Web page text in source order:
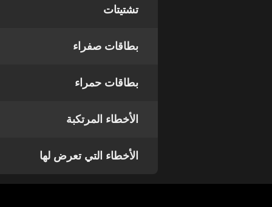
تشتيتات
بطاقات صفراء
بطاقات حمراء
الأخطاء المرتكبة
الأخطاء التي تعرض لها